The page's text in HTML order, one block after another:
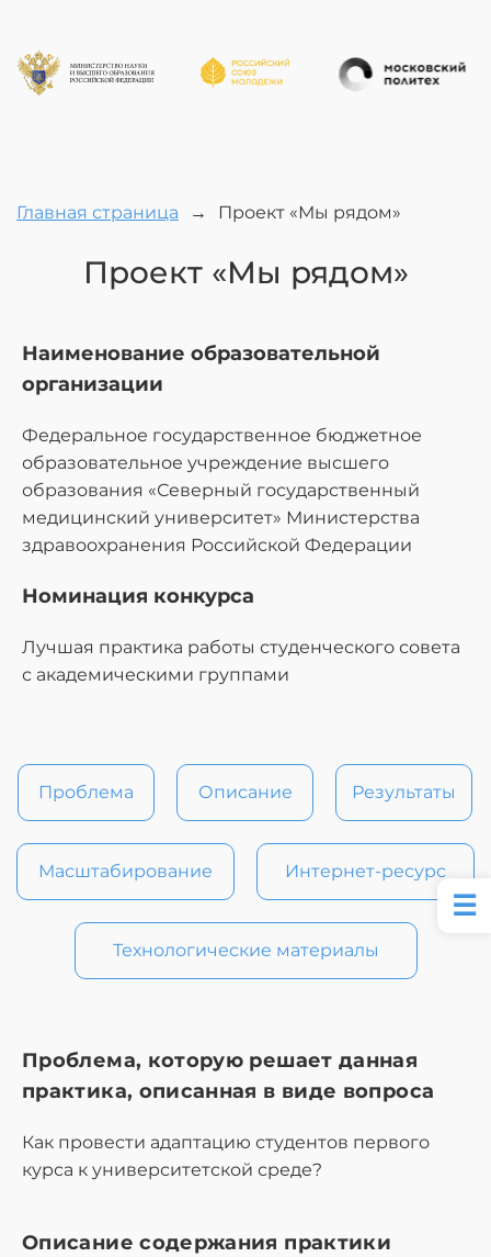
Главная страница → Проект «Мы рядом»
Проект «Мы рядом»
Наименование образовательной
организации
Федеральное государственное бюджетное
образовательное учреждение высшего
образования «Северный государственный
медицинский университет» Министерства
здравоохранения Российской Федерации
Номинация конкурса
Лучшая практика работы студенческого совета
с академическими группами
Проблема Описание Результаты
Масштабирование Интернет-ресурс
Технологические материалы
Проблема, которую решает данная
практика, описанная в виде вопроса
Как провести адаптацию студентов первого
курса к университетской среде?
Описание содержания практики